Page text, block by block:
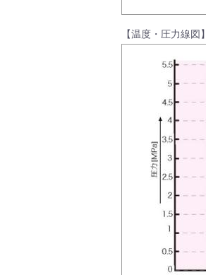
ログイン
会社情報
【温度・圧力線図】